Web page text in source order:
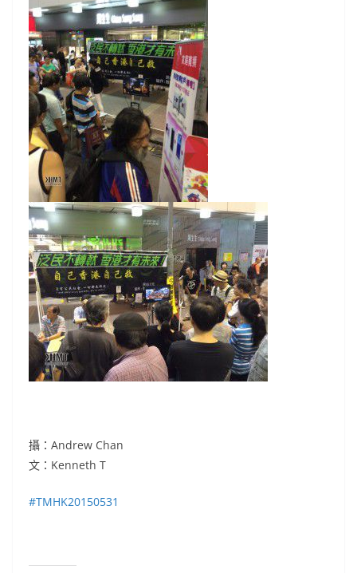
攝：Andrew Chan
文：Kenneth T
‪#‎TMHK20150531‬